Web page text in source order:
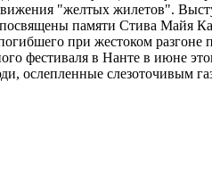
"желтых жилетов".
памяти Стива Майя
при жестоком разгоне
фестиваля в Нанте в июне
ослепленные слезоточивым